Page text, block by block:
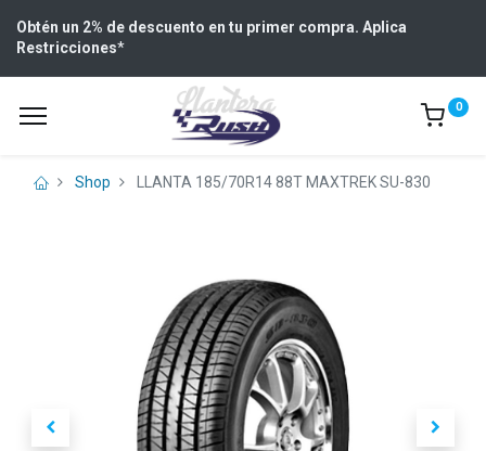
Obtén un 2% de descuento en tu primer compra. Aplica
Restricciones*
0
Shop LLANTA 185/70R14 88T MAXTREK SU-830